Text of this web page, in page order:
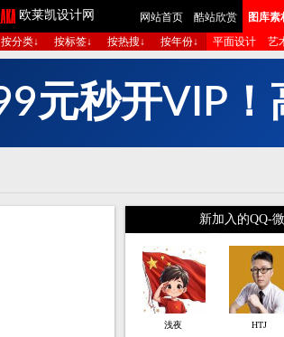
欧莱凯设计网 网站首页 酷站欣赏 图库素
按分类↓
按标签↓ 按热搜↓ 按年份↓ 平面设计 艺
元秒开V P ！
新加入的QQ-
浅夜 HTJ